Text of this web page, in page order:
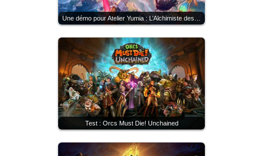
Une démo pour Atelier Yumia : L’Alchimiste des…
Test : Orcs Must Die! Unchained